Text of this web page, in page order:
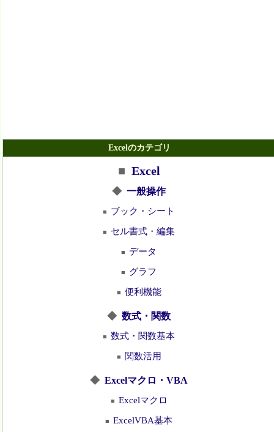
Excelのカテゴリ
■ Excel
◆ 一般操作
■ ブック・シート
■ セル書式・編集
■ データ
■ グラフ
■ 便利機能
◆ 数式・関数
■ 数式・関数基本
■ 関数活用
◆ Excelマクロ・VBA
■ Excelマクロ
■ ExcelVBA基本